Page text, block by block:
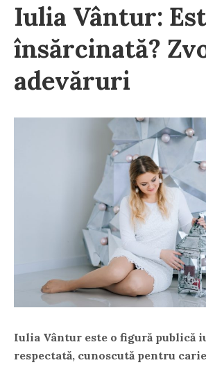
Iulia Vântur:
însărcinată?
adevăruri
Iulia Vântur este o figură publică
respectată, cunoscută pentru